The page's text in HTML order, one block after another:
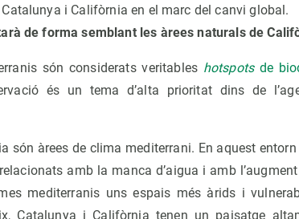
i Califòrnia en el marc del canvi global.
de forma semblant les àrees naturals de
són considerats veritables hotspots de
és un tema d’alta prioritat dins de
són àrees de clima mediterrani. En aquest
amb la manca d’aigua i amb
mediterranis uns espais més àrids i
Catalunya i Califòrnia tenen un paisatge